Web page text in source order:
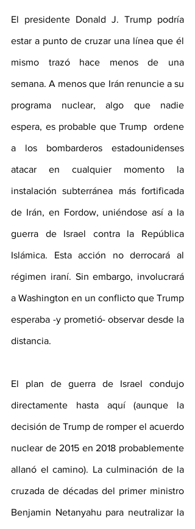
El presidente Donald J. Trump podría
estar a punto de cruzar una línea que él
mismo trazó hace menos de una
semana. A menos que Irán renuncie a su
programa nuclear, algo que nadie
espera, es probable que Trump  ordene
a los bombarderos estadounidenses
atacar en cualquier momento la
instalación subterránea más fortificada
de Irán, en Fordow, uniéndose así a la
guerra de Israel contra la República
Islámica. Esta acción no derrocará al
régimen iraní. Sin embargo, involucrará
a Washington en un conflicto que Trump
esperaba -y prometió- observar desde la
distancia.
El plan de guerra de Israel condujo
directamente hasta aquí (aunque la
decisión de Trump de romper el acuerdo
nuclear de 2015 en 2018 probablemente
allanó el camino). La culminación de la
cruzada de décadas del primer ministro
Benjamin Netanyahu para neutralizar la